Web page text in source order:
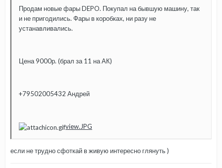
Продам новые фары DEPO. Покупал на бывшую машину, так
и не пригодились. Фары в коробках, ни разу не
устанавливались.
Цена 9000р. (брал за 11 на АК)
+79502005432 Андрей
view.JPG
если не трудно сфоткай в живую интересно глянуть )